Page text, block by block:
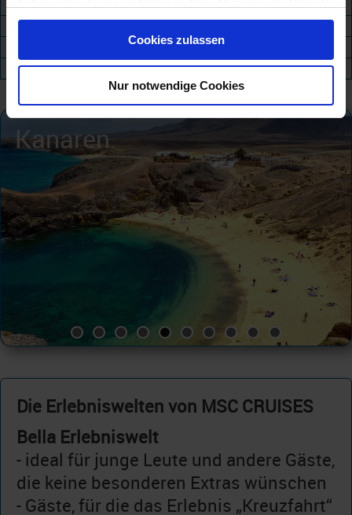
gesammelt haben.
Cookies zulassen
Nur notwendige Cookies
Kanaren
Die Erlebniswelten von MSC CRUISES
Bella Erlebniswelt
- ideal für junge Leute und andere Gäste,
die keine besonderen Extras wünschen
- Gäste, für die das Erlebnis „Kreuzfahrt“